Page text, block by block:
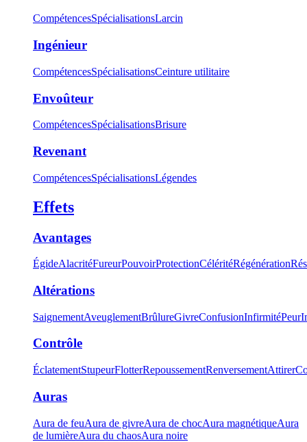
CompétencesSpécialisationsLarcin
Ingénieur
CompétencesSpécialisationsCeinture utilitaire
Envoûteur
CompétencesSpécialisationsBrisure
Revenant
CompétencesSpécialisationsLégendes
Effets
Avantages
ÉgideAlacritéFureurPouvoirProtectionCéléritéRégénération
Altérations
SaignementAveuglementBrûlureGivreConfusionInfirmitéPeur
Contrôle
ÉclatementStupeurFlotterRepoussementRenversementAttirer
Auras
Aura de feuAura de givreAura de chocAura magnétiqueAura
de lumièreAura du chaosAura noire